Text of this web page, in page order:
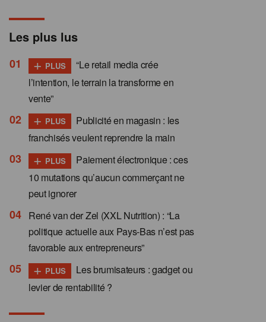
Les plus lus
+ PLUS
“Le retail media crée
l’intention, le terrain la transforme en
vente”
+ PLUS
Publicité en magasin : les
franchisés veulent reprendre la main
+ PLUS
Paiement électronique : ces
10 mutations qu’aucun commerçant ne
peut ignorer
René van der Zel (XXL Nutrition) : “La
politique actuelle aux Pays-Bas n’est pas
favorable aux entrepreneurs”
+ PLUS
Les brumisateurs : gadget ou
levier de rentabilité ?